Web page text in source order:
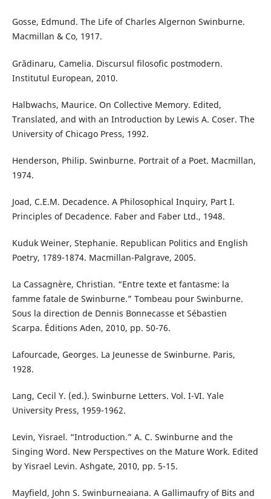
Gosse, Edmund. The Life of Charles Algernon Swinburne.
Macmillan & Co, 1917.
Grădinaru, Camelia. Discursul filosofic postmodern.
Institutul European, 2010.
Halbwachs, Maurice. On Collective Memory. Edited,
Translated, and with an Introduction by Lewis A. Coser. The
University of Chicago Press, 1992.
Henderson, Philip. Swinburne. Portrait of a Poet. Macmillan,
1974.
Joad, C.E.M. Decadence. A Philosophical Inquiry, Part I.
Principles of Decadence. Faber and Faber Ltd., 1948.
Kuduk Weiner, Stephanie. Republican Politics and English
Poetry, 1789-1874. Macmillan-Palgrave, 2005.
La Cassagnère, Christian. “Entre texte et fantasme: la
famme fatale de Swinburne.” Tombeau pour Swinburne.
Sous la direction de Dennis Bonnecasse et Sébastien
Scarpa. Éditions Aden, 2010, pp. 50-76.
Lafourcade, Georges. La Jeunesse de Swinburne. Paris,
1928.
Lang, Cecil Y. (ed.). Swinburne Letters. Vol. I-VI. Yale
University Press, 1959-1962.
Levin, Yisrael. “Introduction.” A. C. Swinburne and the
Singing Word. New Perspectives on the Mature Work. Edited
by Yisrael Levin. Ashgate, 2010, pp. 5-15.
Mayfield, John S. Swinburneaiana. A Gallimaufry of Bits and